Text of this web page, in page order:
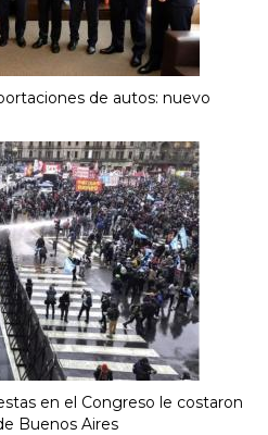
de autos: nuevo
en el Congreso le costaron
Buenos Aires